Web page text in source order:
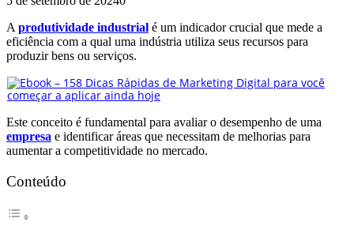
A produtividade industrial é um indicador crucial que mede a
eficiência com a qual uma indústria utiliza seus recursos para
produzir bens ou serviços.
Este conceito é fundamental para avaliar o desempenho de uma
empresa e identificar áreas que necessitam de melhorias para
aumentar a competitividade no mercado.
Conteúdo